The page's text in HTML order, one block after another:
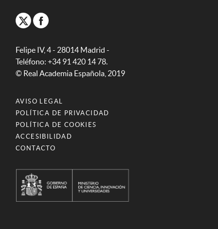
Felipe IV, 4 - 28014 Madrid -
Teléfono: +34 91 420 14 78.
© Real Academia Española, 2019
AVISO LEGAL
POLÍTICA DE PRIVACIDAD
POLÍTICA DE COOKIES
ACCESIBILIDAD
CONTACTO